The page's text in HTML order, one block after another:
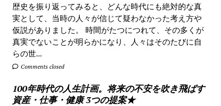
歴史を振り返ってみると、どんな時代にも絶対的な真
実として、当時の人々が信じて疑わなかった考え方や
仮説がありました。 時間がたつにつれて、その多くが
真実でないことが明らかになり、人々はそのたびに自
らの世...
Comments closed
100年時代の人生計画。将来の不安を吹き飛ばす
資産・仕事・健康 3つの提案★